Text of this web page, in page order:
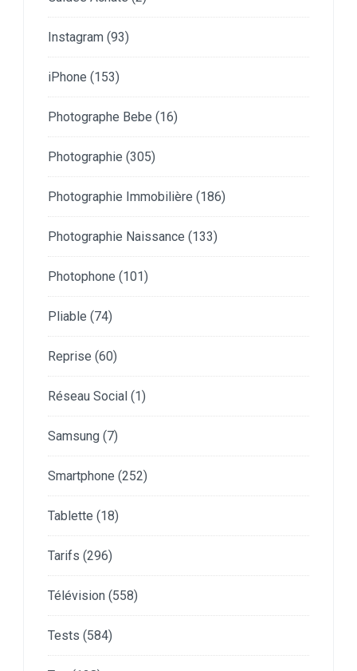
Instagram (93)
iPhone (153)
Photographe Bebe (16)
Photographie (305)
Photographie Immobilière (186)
Photographie Naissance (133)
Photophone (101)
Pliable (74)
Reprise (60)
Réseau Social (1)
Samsung (7)
Smartphone (252)
Tablette (18)
Tarifs (296)
Télévision (558)
Tests (584)